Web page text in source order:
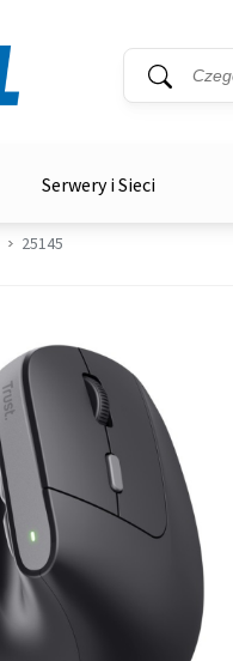
Wyszukiwarka
Słowo kluczowe
Serwery i Sieci
25145